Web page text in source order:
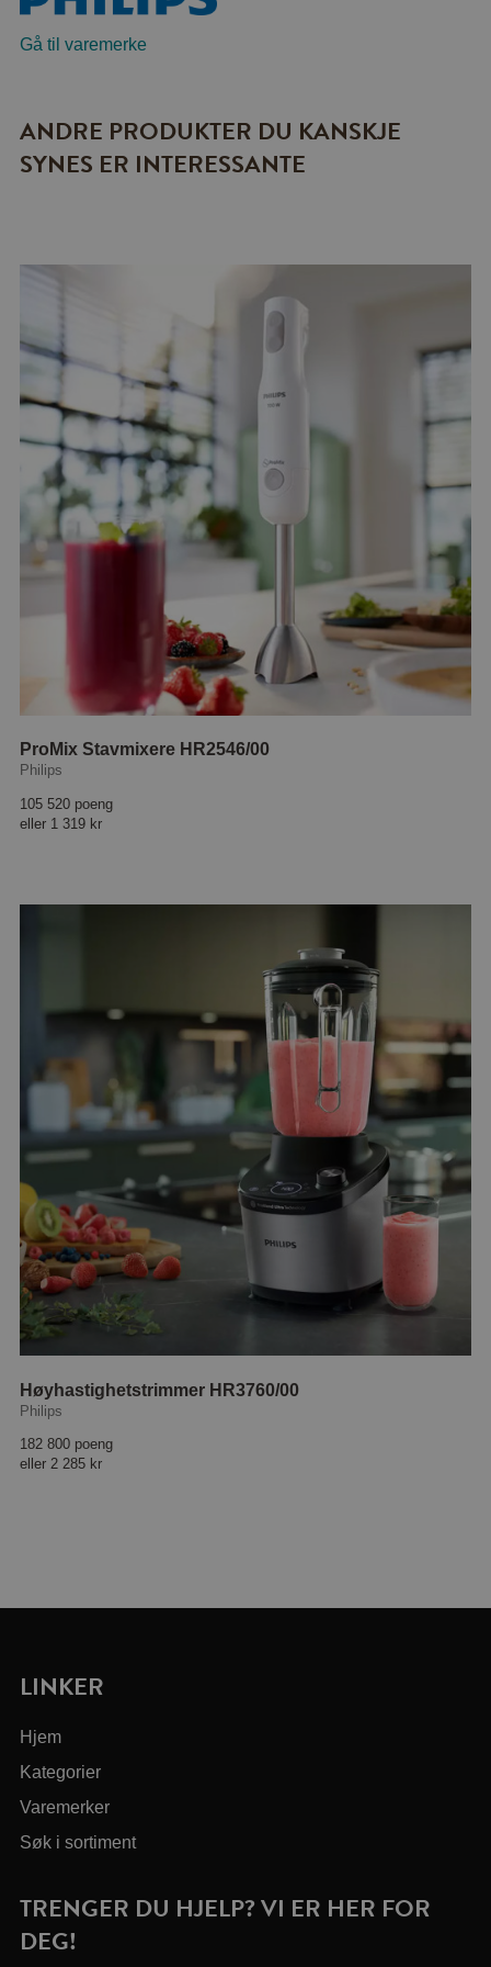
Gå til varemerke
ANDRE PRODUKTER DU KANSKJE
SYNES ER INTERESSANTE
ProMix Stavmixere HR2546/00
Philips
105 520 poeng
eller 1 319 kr
Høyhastighetstrimmer HR3760/00
Philips
182 800 poeng
eller 2 285 kr
LINKER
Hjem
Kategorier
Varemerker
Søk i sortiment
TRENGER DU HJELP? VI ER HER FOR
DEG!